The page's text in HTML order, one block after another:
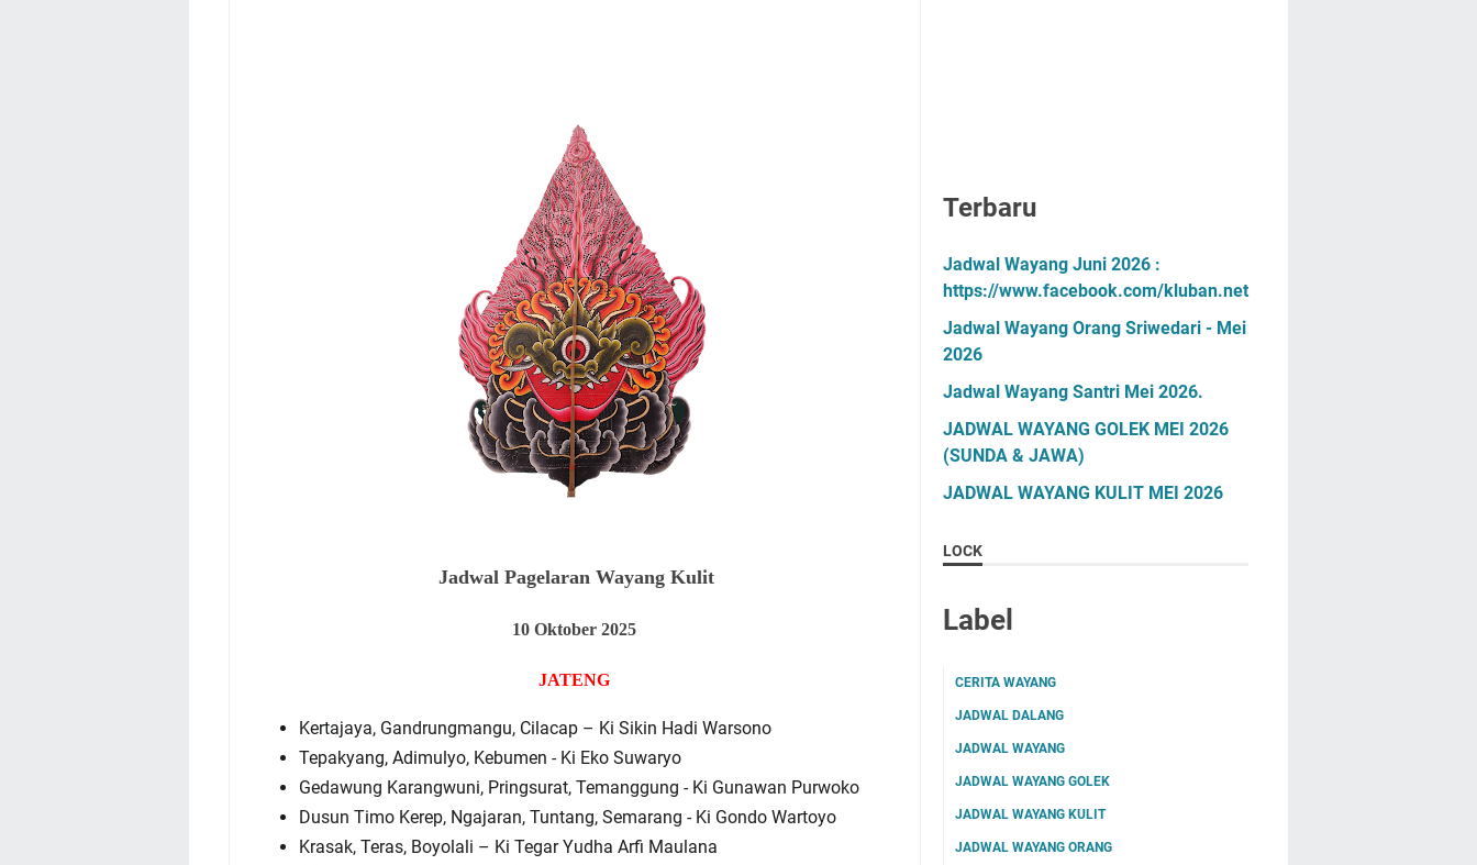
Jadwal Pagelaran Wayang Kulit
10Oktober 2025
JATENG
Kertajaya, Gandrungmangu, Cilacap – Ki Sikin Hadi Warsono
Tepakyang, Adimulyo, Kebumen - Ki Eko Suwaryo
Gedawung Karangwuni, Pringsurat, Temanggung - Ki Gunawan Purwoko
Dusun Timo Kerep, Ngajaran, Tuntang, Semarang - Ki Gondo Wartoyo
Krasak, Teras, Boyolali – Ki Tegar Yudha Arfi Maulana
Terbaru
Jadwal Wayang Juni 2026 :
https://www.facebook.com/kluban.net
Jadwal Wayang Orang Sriwedari - Mei
2026
Jadwal Wayang Santri Mei 2026.
JADWAL WAYANG GOLEK MEI 2026
(SUNDA & JAWA)
JADWAL WAYANG KULIT MEI 2026
LOCK
Label
CERITA WAYANG
JADWAL DALANG
JADWAL WAYANG
JADWAL WAYANG GOLEK
JADWAL WAYANG KULIT
JADWAL WAYANG ORANG